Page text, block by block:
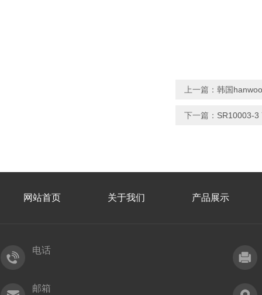
上一篇： 韩国
下一篇： SR10003-3
网站首页 关于我们 产品展示
电话
邮箱